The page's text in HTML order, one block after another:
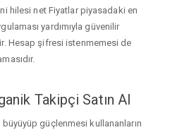
hilesi net Fiyatlar piyasadaki en
yardımıyla güvenilir
Hesap şifresi istenmemesi de
Takipçi Satın Al
büyüyüp güçlenmesi kullananların